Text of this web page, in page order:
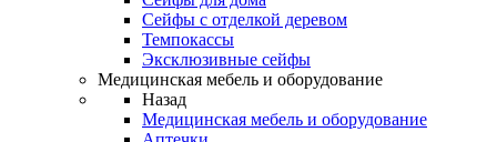
Сейфы с отделкой деревом
Темпокассы
Эксклюзивные сейфы
Медицинская мебель и оборудование
Назад
Медицинская мебель и оборудование